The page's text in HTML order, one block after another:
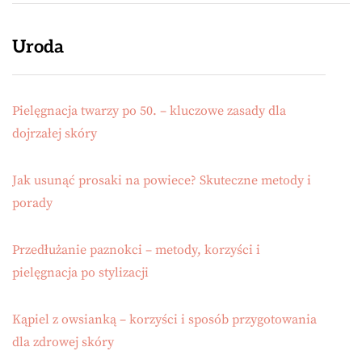
Uroda
Pielęgnacja twarzy po 50. – kluczowe zasady dla
dojrzałej skóry
Jak usunąć prosaki na powiece? Skuteczne metody i
porady
Przedłużanie paznokci – metody, korzyści i
pielęgnacja po stylizacji
Kąpiel z owsianką – korzyści i sposób przygotowania
dla zdrowej skóry